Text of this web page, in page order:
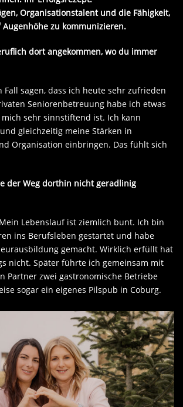
Organisationstalent und die Fähigkeit,
zu kommunizieren.
dort angekommen, wo du immer
Fall sagen, dass ich heute sehr zufrieden
Seniorenbetreuung habe ich etwas
sehr sinnstiftend ist. Ich kann
gleichzeitig meine Stärken in
Organisation einbringen. Das fühlt sich
der Weg dorthin nicht geradlinig
Lebenslauf ist ziemlich bunt. Ich bin
ins Berufsleben gestartet und habe
gemacht. Wirklich erfüllt hat
nicht. Später führte ich gemeinsam mit
Partner zwei gastronomische Betriebe
sogar ein eigenes Pilspub in Coburg.